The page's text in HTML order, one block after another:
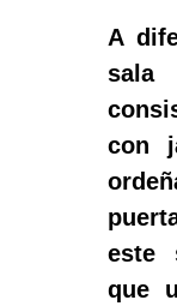
A
sala
con
este
que